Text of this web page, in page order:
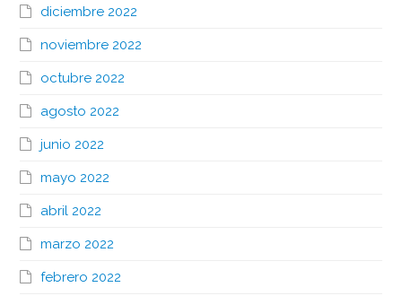
diciembre 2022
noviembre 2022
octubre 2022
agosto 2022
junio 2022
mayo 2022
abril 2022
marzo 2022
febrero 2022